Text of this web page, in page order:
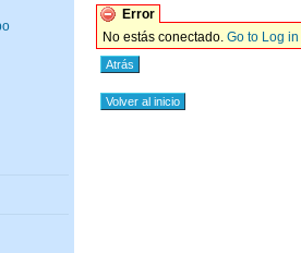
Error
No estás conectado. Go to Log
Atrás
Volver al inicio